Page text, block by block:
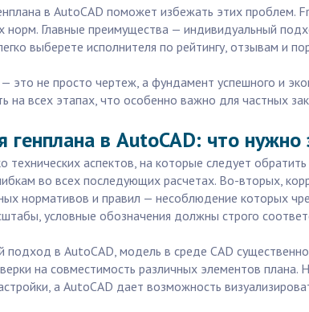
в AutoCAD поможет избежать этих проблем.
Главные преимущества — индивидуальный
выберете исполнителя по рейтингу, отзывам и
это не просто чертеж, а фундамент успешного и
на всех этапах, что особенно важно для частных
генплана в AutoCAD: что нужно
технических аспектов, на которые следует
во всех последующих расчетах. Во-вторых,
нормативов и правил — несоблюдение которых
условные обозначения должны строго
в AutoCAD, модель в среде CAD
на совместимость различных элементов
а AutoCAD дает возможность